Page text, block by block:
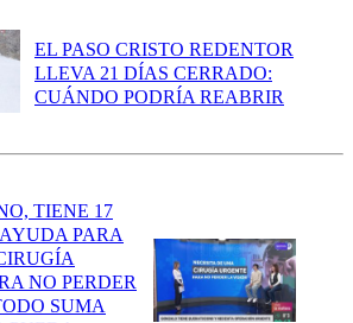
EL PASO CRISTO REDENTOR
LLEVA 21 DÍAS CERRADO:
CUÁNDO PODRÍA REABRIR
TIENE 17
PARA
NO PERDER
SUMA